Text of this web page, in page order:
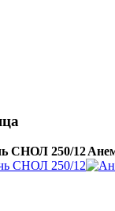
СНОЛ 250/12